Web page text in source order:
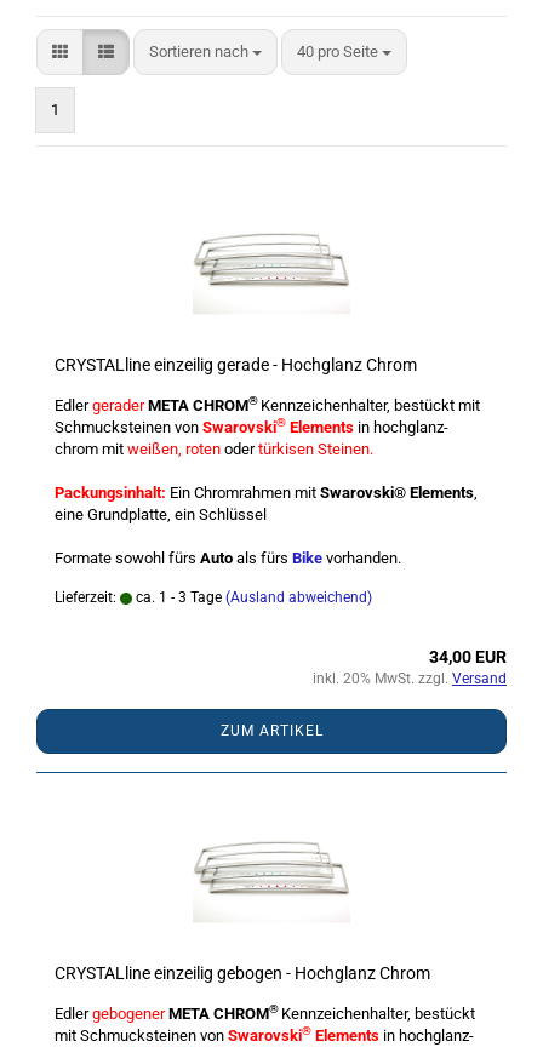
Sortieren nach
Sortieren nach 40 pro Seite
pro Seite
1
CRYSTALline einzeilig gerade - Hochglanz Chrom
EdlergeraderMETA CHROM® Kennzeichenhalter, bestückt mit
Schmucksteinen von Swarovski® Elements in hochglanz-
chrom mit weißen, roten odertürkisen Steinen.
Packungsinhalt: Ein Chromrahmen mit Swarovski® Elements,
eine Grundplatte, ein Schlüssel
Formate sowohl fürs Auto als fürs Bike vorhanden.
Lieferzeit: ca. 1 - 3 Tage (Ausland abweichend)
34,00 EUR
inkl. 20% MwSt. zzgl. Versand
ZUM ARTIKEL
CRYSTALline einzeilig gebogen - Hochglanz Chrom
EdlergebogenerMETA CHROM® Kennzeichenhalter, bestückt
mit Schmucksteinen von Swarovski® Elements in hochglanz-